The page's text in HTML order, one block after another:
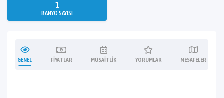
1
BANYO SAYISI
GENEL FIYATLAR MÜSAITLIK YORUMLAR MESAFELER